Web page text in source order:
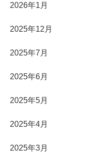
2026年1月
2025年12月
2025年7月
2025年6月
2025年5月
2025年4月
2025年3月